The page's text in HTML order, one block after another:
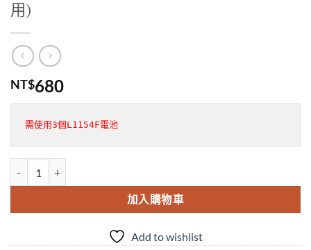
用)
NT$680
需使用3個L1154F電池
加入購物車
Add to wishlist